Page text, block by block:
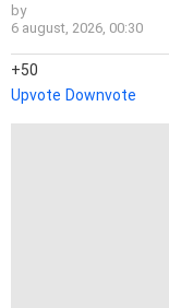
by
6 august, 2026, 00:30
50
Upvote Downvote